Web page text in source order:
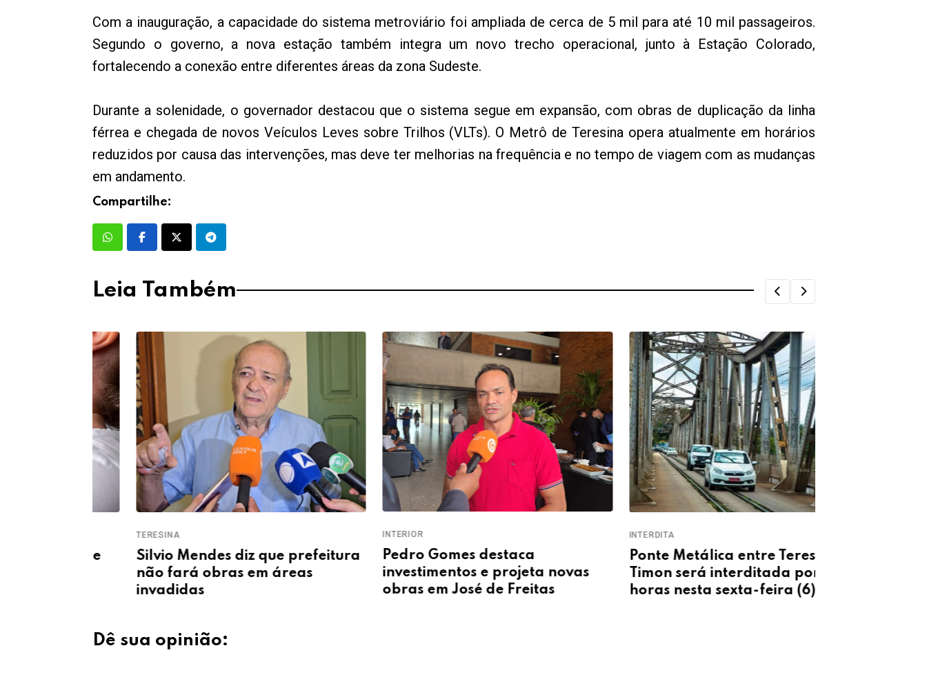
Com a inauguração, a capacidade do sistema metroviário foi ampliada de cerca de 5 mil para até 10 mil passageiros.
Segundo o governo, a nova estação também integra um novo trecho operacional, junto à Estação Colorado,
fortalecendo a conexão entre diferentes áreas da zona Sudeste.
Durante a solenidade, o governador destacou que o sistema segue em expansão, com obras de duplicação da linha
férrea e chegada de novos Veículos Leves sobre Trilhos (VLTs). O Metrô de Teresina opera atualmente em horários
reduzidos por causa das intervenções, mas deve ter melhorias na frequência e no tempo de viagem com as mudanças
em andamento.
Compartilhe:
Leia Também
TERESINA
Silvio Mendes diz que prefeitura
não fará obras em áreas
invadidas
Pedro Gomes destaca
investimentos e projeta novas
obras em José de Freitas
INTERDITA
Ponte Metálica entre Teresina e
Timon será interditada por oito
horas nesta sexta-feira (6)
Dê sua opinião: